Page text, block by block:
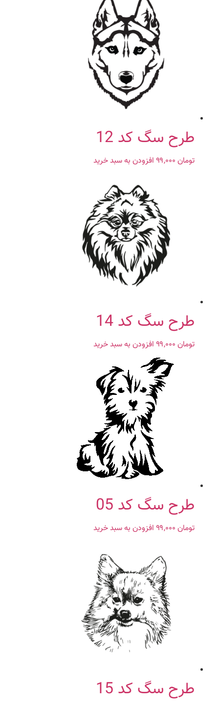
طرح سگ کد 12
تومان افزودن به سبد خرید
طرح سگ کد 14
تومان افزودن به سبد خرید
طرح سگ کد 05
تومان افزودن به سبد خرید
طرح سگ کد 15